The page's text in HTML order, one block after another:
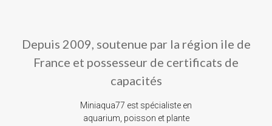
Depuis 2009, soutenue par la région ile de
France et possesseur de certificats de
capacités
Miniaqua77 est spécialiste en
aquarium, poisson et plante